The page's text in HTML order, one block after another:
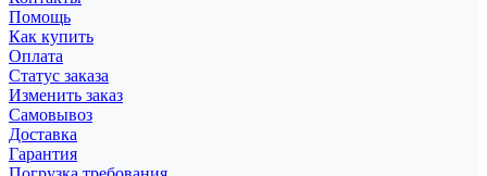
Помощь
Как купить
Оплата
Статус заказа
Изменить заказ
Самовывоз
Доставка
Гарантия